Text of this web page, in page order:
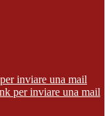
inviare una mail
per inviare una mail